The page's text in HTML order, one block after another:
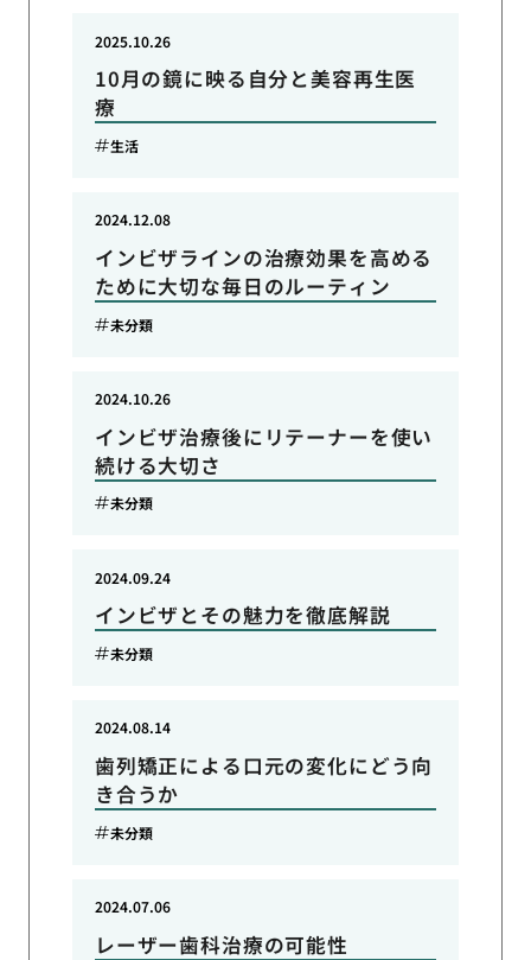
10月の鏡に映る自分と美容再生医
療
2025.10.26
生活
インビザラインの治療効果を高める
ために大切な毎日のルーティン
2024.12.08
未分類
インビザ治療後にリテーナーを使い
続ける大切さ
2024.10.26
未分類
インビザとその魅力を徹底解説
2024.09.24
未分類
歯列矯正による口元の変化にどう向
き合うか
2024.08.14
未分類
レーザー歯科治療の可能性
2024.07.06